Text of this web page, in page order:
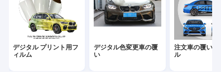
デジタル プリント用フ
ィルム
デジタル色変更車の覆
い
注文車の覆いの
ル